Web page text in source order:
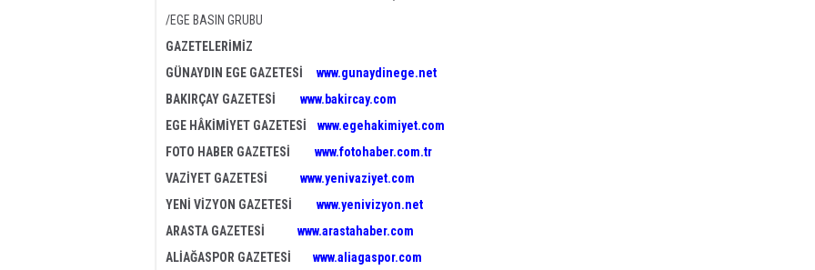
/EGE BASIN GRUBU
GAZETELERİMİZ
GÜNAYDIN EGE GAZETESİ
www.gunaydinege.net
BAKIRÇAY GAZETESİ www.bakircay.com
EGE HÂKİMİYET GAZETESİ
www.egehakimiyet.com
FOTO HABER GAZETESİ
www.fotohaber.com.tr
VAZİYET GAZETESİ www.yenivaziyet.com
YENİ VİZYON GAZETESİ
www.yenivizyon.net
ARASTA GAZETESİ www.arastahaber.com
ALİAĞASPOR GAZETESİ
www.aliagaspor.com